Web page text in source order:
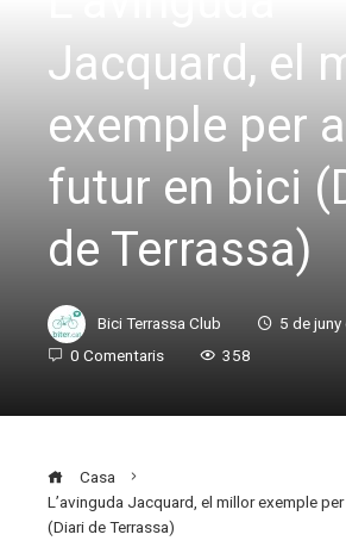
Jacquard, el
exemple per
futur en bici
de Terrassa)
Bici Terrassa Club
5 de
0 Comentaris
358
Casa
L’avinguda Jacquard, el millor exemple
(Diari de Terrassa)